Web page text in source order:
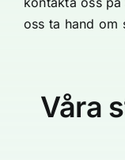
oss ta hand om
Våra